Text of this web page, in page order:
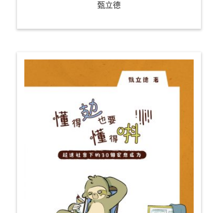
甄立德